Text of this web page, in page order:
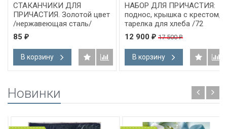
СТАКАНЧИКИ ДЛЯ
ПРИЧАСТИЯ. Золотой цвет
/нержавеющая сталь/
85 ₽
В корзину
НАБОР ДЛЯ ПРИЧАСТИЯ:
поднос, крышка с крестом,
тарелка для хлеба /72
стаканчика/
12 900 ₽ 17 500₽
В корзину
Новинки